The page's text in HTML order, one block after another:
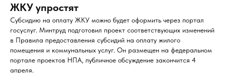
ЖКУ упростят
Субсидию на оплату ЖКУ можно будет оформить через портал
госуслуг. Минтруд подготовил проект соответствующих изменений
в Правила предоставления субсидий на оплату жилого
помещения и коммунальных услуг. Он размещен на федеральном
портале проектов НПА, публичное обсуждение закончится 4
апреля.